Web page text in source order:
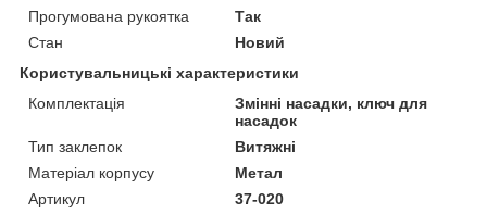
Прогумована рукоятка
Так
Стан
Новий
Користувальницькі характеристики
Комплектація
Змінні насадки, ключ для
насадок
Тип заклепок
Витяжні
Матеріал корпусу
Метал
Артикул
37-020